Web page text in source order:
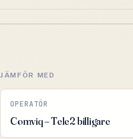
JÄMFÖR MED
OPERATÖR
Comviq – Tele2 billigare